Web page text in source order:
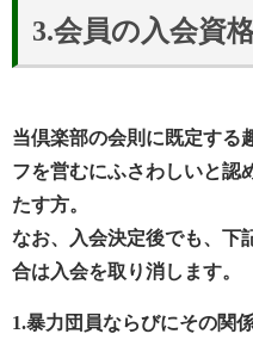
3.会員の入会資
当倶楽部の会則に既定する
フを営むにふさわしいと認
たす方。
なお、入会決定後でも、下
合は入会を取り消します。
1.暴力団員ならびにその関